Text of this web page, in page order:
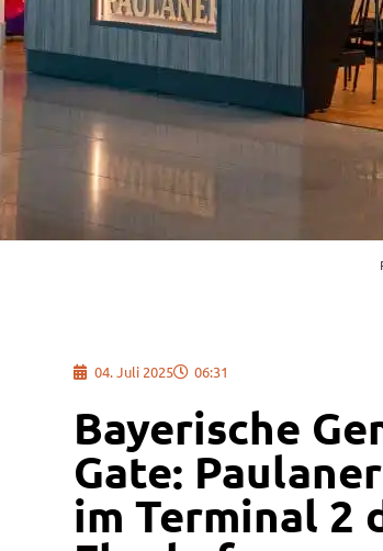
04. Juli 2025 06:31
Bayerische
Gate:
im Terminal 2